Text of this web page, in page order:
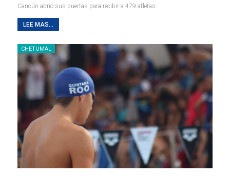
Cancún abrió sus puertas para recibir a 479 atletas…
LEE MAS...
CHETUMAL